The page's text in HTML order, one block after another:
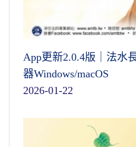
App更新2.0.4版｜法水
器Windows/macOS
2026-01-22